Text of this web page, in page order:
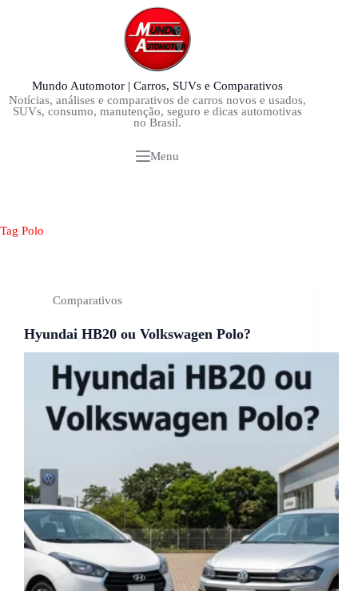
Mundo Automotor | Carros, SUVs e Comparativos
Notícias, análises e comparativos de carros novos e usados,
SUVs, consumo, manutenção, seguro e dicas automotivas
no Brasil.
Menu
Tag Polo
Comparativos
Hyundai HB20 ou Volkswagen Polo?